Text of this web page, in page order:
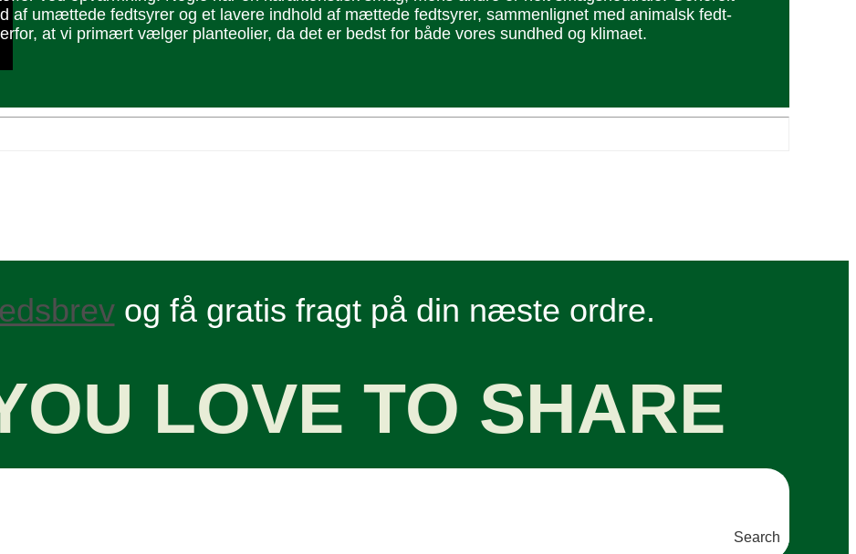
af umættede fedtsyrer og et lavere indhold af mættede fedt­syrer, sammen­lignet med animalsk fedt­
at vi primært vælger plante­olier, da det er bedst for både vores sundhed og klimaet.
og få gratis fragt på din næste ordre.
LOVE TO SHARE
Search